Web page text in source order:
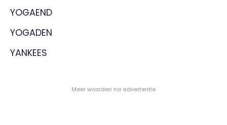
YOGAEND
YOGADEN
YANKEES
- Meer woorden na advertentie -